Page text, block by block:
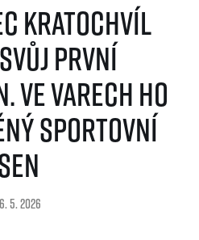
Kratochvíl
první
Ve Varech ho
sportovní
5. 2026